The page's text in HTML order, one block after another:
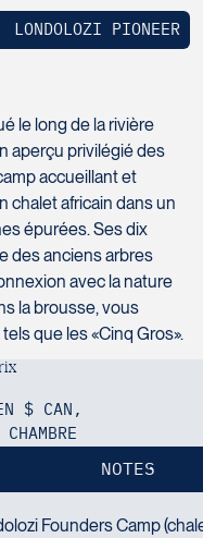
LONDOLOZI PIONEER
le long de la rivière
aperçu privilégié des
accueillant et
chalet africain dans un
épurées. Ses dix
des anciens arbres
avec la nature
la brousse, vous
que les «Cinq Gros».
ix
$ CAN,
NOTES
Founders Camp
SOUMETTRE